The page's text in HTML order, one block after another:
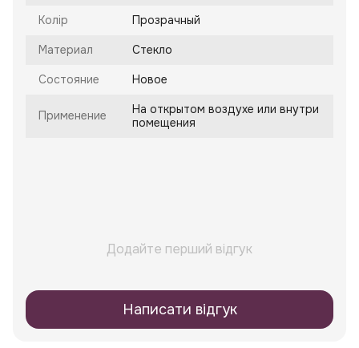
Колір Прозрачный
Материал Стекло
Состояние Новое
Применение
На открытом воздухе или внутри
помещения
Додайте перший відгук
Написати відгук